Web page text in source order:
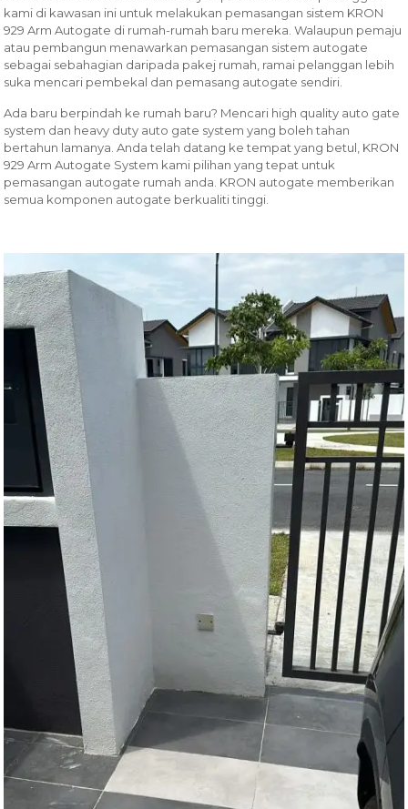
kami di kawasan ini untuk melakukan pemasangan sistem KRON
929 Arm Autogate di rumah-rumah baru mereka. Walaupun pemaju
atau pembangun menawarkan pemasangan sistem autogate
sebagai sebahagian daripada pakej rumah, ramai pelanggan lebih
suka mencari pembekal dan pemasang autogate sendiri.
Ada baru berpindah ke rumah baru? Mencari high quality auto gate
system dan heavy duty auto gate system yang boleh tahan
bertahun lamanya. Anda telah datang ke tempat yang betul, KRON
929 Arm Autogate System kami pilihan yang tepat untuk
pemasangan autogate rumah anda. KRON autogate memberikan
semua komponen autogate berkualiti tinggi.